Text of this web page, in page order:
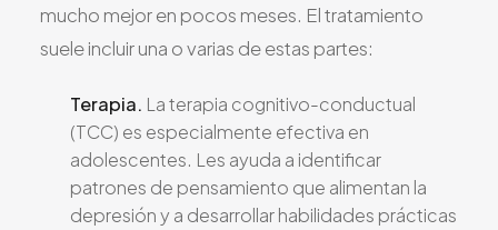
mucho mejor en pocos meses. El tratamiento
suele incluir una o varias de estas partes:
Terapia. La terapia cognitivo-conductual
(TCC) es especialmente efectiva en
adolescentes. Les ayuda a identificar
patrones de pensamiento que alimentan la
depresión y a desarrollar habilidades prácticas